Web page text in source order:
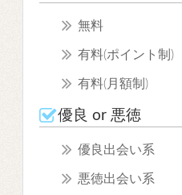
無料
有料(ポイント制)
有料(月額制)
優良 or 悪徳
優良出会い系
悪徳出会い系